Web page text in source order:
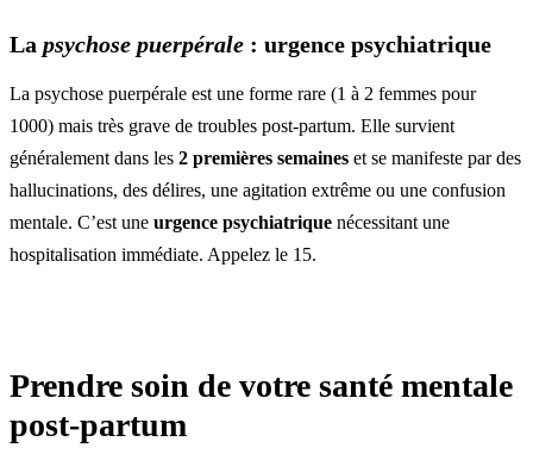
La psychose puerpérale : urgence psychiatrique
La psychose puerpérale est une forme rare (1 à 2 femmes pour
1000) mais très grave de troubles post-partum. Elle survient
généralement dans les 2 premières semaines et se manifeste par des
hallucinations, des délires, une agitation extrême ou une confusion
mentale. C’est une urgence psychiatrique nécessitant une
hospitalisation immédiate. Appelez le 15.
Prendre soin de votre santé mentale
post-partum